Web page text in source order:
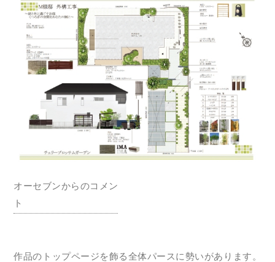
オーセブンからのコメン
ト
作品のトップページを飾る全体パースに勢いがあります。